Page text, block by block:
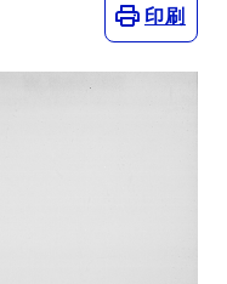
印刷